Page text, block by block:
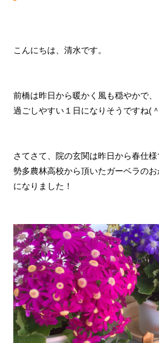
こんにちは、清水です。
前橋は昨日から暖かく風も穏やかで、
過ごしやすい１日になりそうですね(
さてさて、院の玄関は昨日から春仕様
勢多農林高校から頂いたガーベラの
になりました！